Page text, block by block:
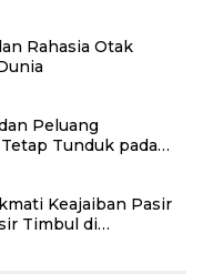
Rahasia Otak
Peluang
Tunduk pada
Keajaiban Pasir
Timbul di